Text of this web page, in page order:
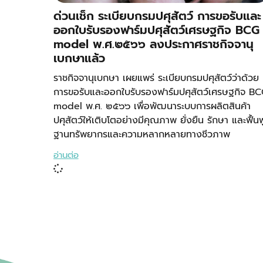
ด่วนเช็ก ระเบียบกรมปศุสัตว์ การขอรับและ
ออกใบรับรองฟาร์มปศุสัตว์เศรษฐกิจ BCG
model พ.ศ.๒๕๖๖ ลงประกาศราชกิจจานุ
เบกษาแล้ว
ราชกิจจานุเบกษา เผยแพร่ ระเบียบกรมปศุสัตว์ว่าด้วย
การขอรับและออกใบรับรองฟาร์มปศุสัตว์เศรษฐกิจ
model พ.ศ. ๒๕๖๖ เพื่อพัฒนาระบบการผลิตสินค้า
ปศุสัตว์ให้เติบโตอย่างมีคุณภาพ ยั่งยืน รักษา และฟื้น
ฐานทรัพยากรและความหลากหลายทางชีวภาพ
อ่านต่อ